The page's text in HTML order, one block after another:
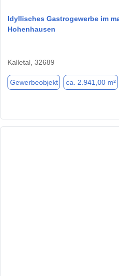
Idyllisches Gastrogewerbe im
Hohenhausen
Kalletal, 32689
Gewerbeobjekt ca. 2.941,00 m²